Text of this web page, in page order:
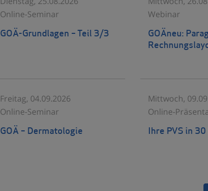
Online-Seminar
GOÄ-Grundlagen – Teil 3/3
Webinar
GOÄneu:
Freitag, 04.09.2026
Online-Seminar
GOÄ – Dermatologie
Mittwoch,
Online-
Ihre PVS in